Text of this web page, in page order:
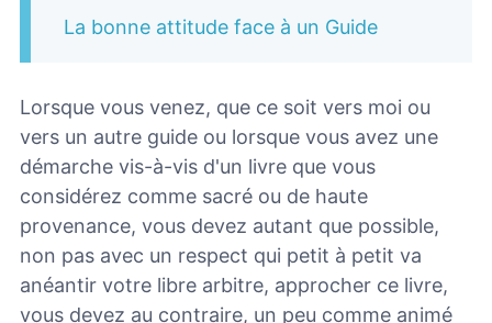
La bonne attitude face à un Guide
Lorsque vous venez, que ce soit vers moi ou
vers un autre guide ou lorsque vous avez une
démarche vis-à-vis d'un livre que vous
considérez comme sacré ou de haute
provenance, vous devez autant que possible,
non pas avec un respect qui petit à petit va
anéantir votre libre arbitre, approcher ce livre,
vous devez au contraire, un peu comme animé